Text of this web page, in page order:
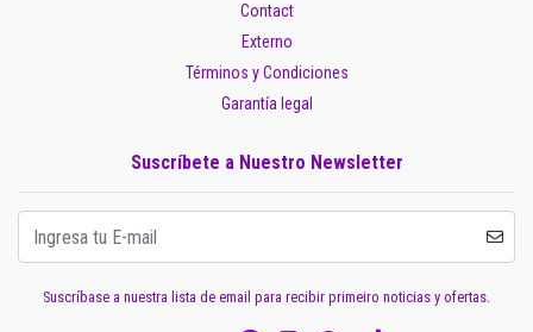
Contact
Externo
Términos y Condiciones
Garantía legal
Suscríbete a Nuestro Newsletter
Suscríbase a nuestra lista de email para recibir primeiro noticias y ofertas.